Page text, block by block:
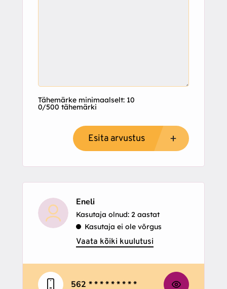
Tähemärke minimaalselt: 10
0/500 tähemärki
Esita arvustus
Eneli
Kasutaja olnud: 2 aastat
Kasutaja ei ole võrgus
Vaata kõiki kuulutusi
562 * * * * * * * * *